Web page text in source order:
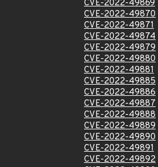
CVE-2022-49869
CVE-2022-49870
CVE-2022-49871
CVE-2022-49874
CVE-2022-49879
CVE-2022-49880
CVE-2022-49881
CVE-2022-49885
CVE-2022-49886
CVE-2022-49887
CVE-2022-49888
CVE-2022-49889
CVE-2022-49890
CVE-2022-49891
CVE-2022-49892